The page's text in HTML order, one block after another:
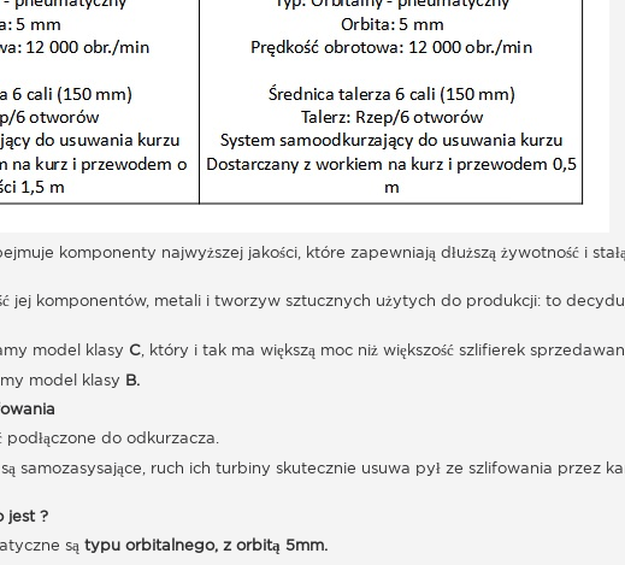
komponenty najwyższej jakości, które zapewniają dłuższą żywotność i
jej komponentów, metali i tworzyw sztucznych użytych do produkcji: to
model klasy C, który i tak ma większą moc niż większość szlifierek
model klasy B.
do odkurzacza.
samozasysające, ruch ich turbiny skutecznie usuwa pył ze szlifowania przez
jest ?
są typu orbitalnego, z orbitą 5mm.